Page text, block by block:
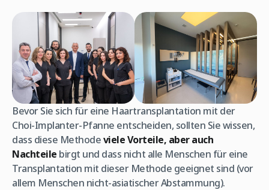
Bevor Sie sich für eine Haartransplantation mit der
Choi-Implanter-Pfanne entscheiden, sollten Sie wissen,
dass diese Methodeviele Vorteile, aber auch
Nachteile birgt und dass nicht alle Menschen für eine
Transplantation mit dieser Methode geeignet sind (vor
allem Menschen nicht-asiatischer Abstammung).